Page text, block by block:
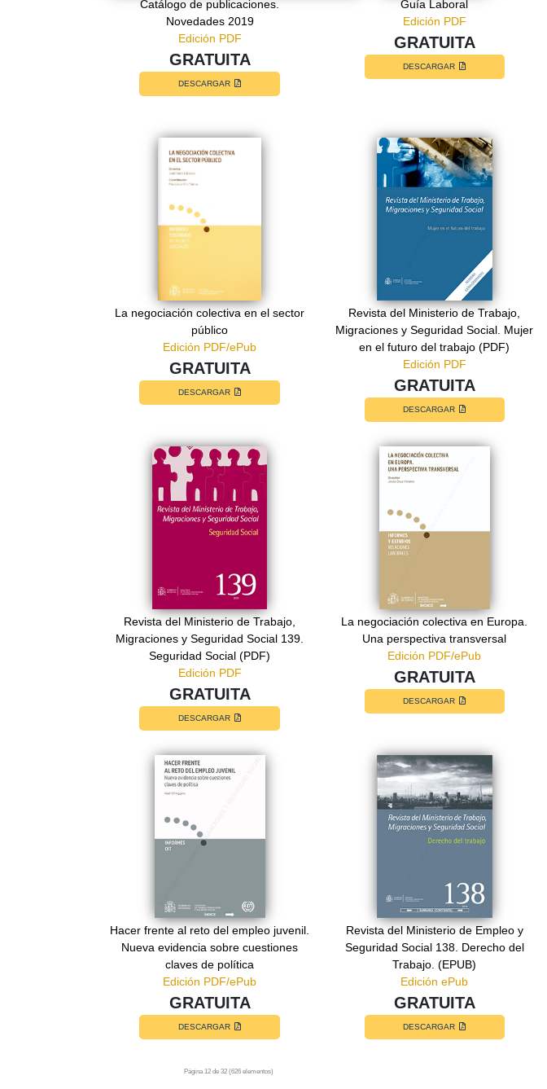
Catálogo de publicaciones.
Novedades 2019
Edición PDF
GRATUITA
DESCARGAR
Guía Laboral
Edición PDF
GRATUITA
DESCARGAR
La negociación colectiva en el sector
público
Edición PDF/ePub
GRATUITA
DESCARGAR
Revista del Ministerio de Trabajo,
Migraciones y Seguridad Social. Mujer
en el futuro del trabajo (PDF)
Edición PDF
GRATUITA
DESCARGAR
Revista del Ministerio de Trabajo,
Migraciones y Seguridad Social 139.
Seguridad Social (PDF)
Edición PDF
GRATUITA
DESCARGAR
La negociación colectiva en Europa.
Una perspectiva transversal
Edición PDF/ePub
GRATUITA
DESCARGAR
Hacer frente al reto del empleo juvenil.
Nueva evidencia sobre cuestiones
claves de política
Edición PDF/ePub
GRATUITA
DESCARGAR
Revista del Ministerio de Empleo y
Seguridad Social 138. Derecho del
Trabajo. (EPUB)
Edición ePub
GRATUITA
DESCARGAR
Página 12 de 32 (626 elementos)